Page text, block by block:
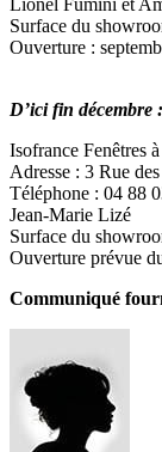
Lionel Fumini et
Surface du
Ouverture :
D’ici fin décembre :
Isofrance Fenêtres
Adresse : 3 Rue
Téléphone : 04 88
Jean-Marie Lizé
Surface du
Ouverture prévue
Communiqué